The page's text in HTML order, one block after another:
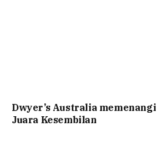
Dwyer’s Australia
Juara Kesembilan